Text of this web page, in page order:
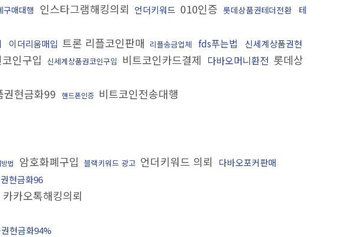
구매대행 인스타그램해킹의뢰 언더키워드 010인증 롯데상품권테더전환
테
이더리움매입 트론 리플코인판매 리플송금업체 fds푸는법
신세계상품권현
인구입 신세계상품권코인구입 비트코인카드결제 다바오머니환전 롯데상
권현금화99 핸드폰인증 비트코인전송대행
법 암호화폐구입 블랙키워드 광고 언더키워드 의뢰 다바오포커판매
현금화96
카카오톡해킹의뢰
현금화94%